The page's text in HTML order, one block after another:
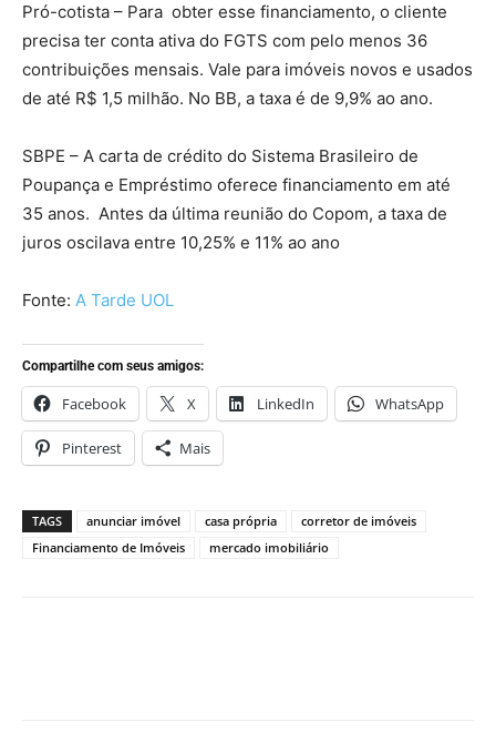
Pró-cotista – Para obter esse financiamento, o cliente
precisa ter conta ativa do FGTS com pelo menos 36
contribuições mensais. Vale para imóveis novos e usados
de até R$ 1,5 milhão. No BB, a taxa é de 9,9% ao ano.
SBPE – A carta de crédito do Sistema Brasileiro de
Poupança e Empréstimo oferece financiamento em até
35 anos. Antes da última reunião do Copom, a taxa de
juros oscilava entre 10,25% e 11% ao ano
Fonte: A Tarde UOL
Compartilhe com seus amigos:
Facebook X LinkedIn WhatsApp
Pinterest Mais
TAGS anunciar imóvel casa própria
corretor de imóveis
Financiamento de Imóveis
mercado imobiliário